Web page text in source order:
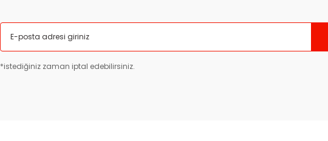
*istediğiniz zaman iptal edebilirsiniz.